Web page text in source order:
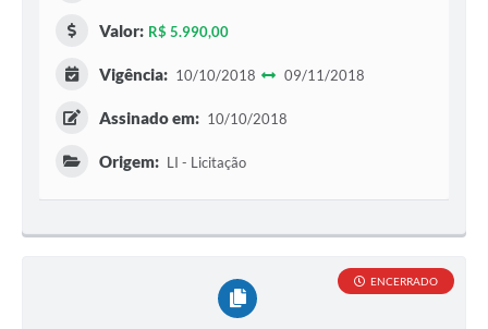
Valor: R$ 5.990,00
Vigência: 10/10/2018 09/11/2018
Assinado em: 10/10/2018
Origem: LI - Licitação
ENCERRADO